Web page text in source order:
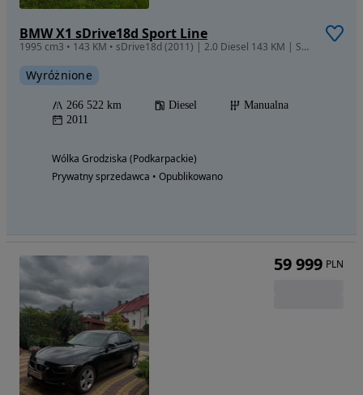
BMW X1 sDrive18d Sport Line
1995 cm3 • 143 KM • sDrive18d (2011) | 2.0 Diesel 143 KM | Skóra
Wyróżnione
266 522 km Diesel
Manualna
2011
Wólka Grodziska (Podkarpackie)
Prywatny sprzedawca • Opublikowano
59 999 PLN